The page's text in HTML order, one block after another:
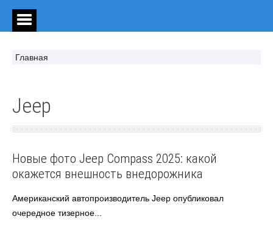
Главная
Jeep
Jeep Автоновости
Новые фото Jeep Compass 2025: какой
окажется внешность внедорожника
Американский автопроизводитель Jeep опубликовал
очередное тизерное...